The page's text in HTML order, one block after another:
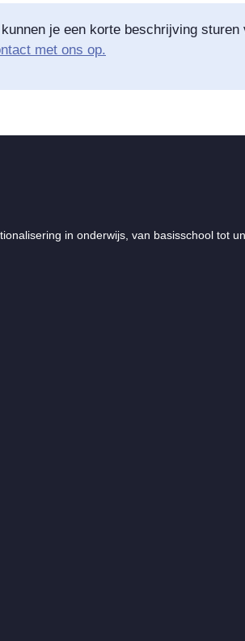
je een korte beschrijving sturen
met ons op.
in onderwijs, van basisschool tot